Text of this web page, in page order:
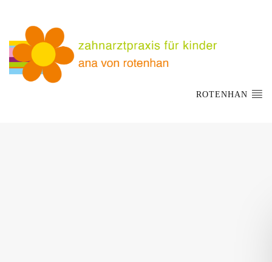
ROTENHAN